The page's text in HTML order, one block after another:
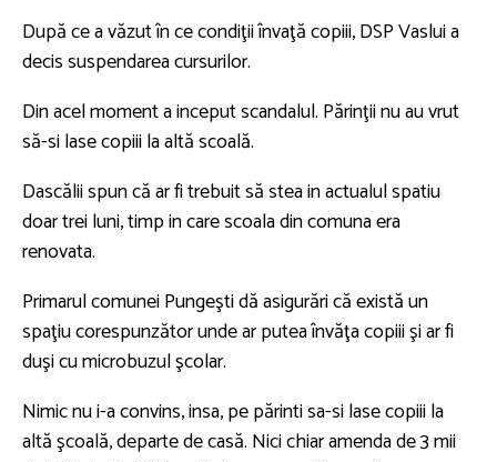
După ce a văzut în ce condiţii învaţă copiii, DSP Vaslui a
decis suspendarea cursurilor.
Din acel moment a inceput scandalul. Părinţii nu au vrut
să-si lase copiii la altă scoală.
Dascălii spun că ar fi trebuit să stea in actualul spatiu
doar trei luni, timp in care scoala din comuna era
renovata.
Primarul comunei Pungeşti dă asigurări că există un
spaţiu corespunzător unde ar putea învăţa copiii şi ar fi
duşi cu microbuzul şcolar.
Nimic nu i-a convins, insa, pe părinti sa-si lase copiii la
altă şcoală, departe de casă. Nici chiar amenda de 3 mii